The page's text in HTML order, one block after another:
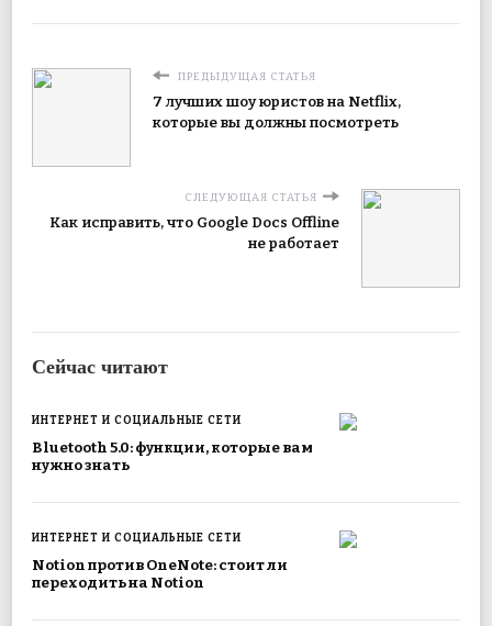
ПРЕДЫДУЩАЯ СТАТЬЯ
7 лучших шоу юристов на Netflix,
которые вы должны посмотреть
СЛЕДУЮЩАЯ СТАТЬЯ
Как исправить, что Google Docs Offline
не работает
Сейчас читают
ИНТЕРНЕТ И СОЦИАЛЬНЫЕ СЕТИ
Bluetooth 5.0: функции, которые вам
нужно знать
ИНТЕРНЕТ И СОЦИАЛЬНЫЕ СЕТИ
Notion против OneNote: стоит ли
переходить на Notion